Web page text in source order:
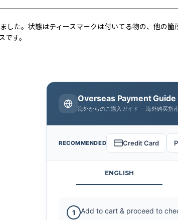
た。状態はティースマークは付いてる物の、他の
す。
Overseas Payment Guide
海外からのご購入ガイド · 海外购买指
RECOMMENDED Credit Card
ENGLISH
1 Add to cart & proceed to